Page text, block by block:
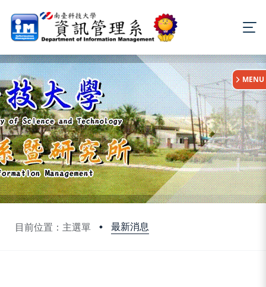
目前位置：主選單 最新消息
:::
MENU